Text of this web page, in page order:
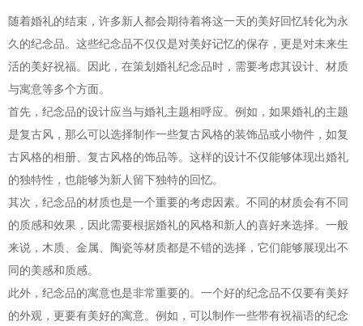
随着婚礼的结束，许多新人都会期待着将这一天的美好回忆转化为永
久的纪念品。这些纪念品不仅仅是对美好记忆的保存，更是对未来生
活的美好祝福。因此，在策划婚礼纪念品时，需要考虑其设计、材质
与寓意等多个方面。
首先，纪念品的设计应当与婚礼主题相呼应。例如，如果婚礼的主题
是复古风，那么可以选择制作一些复古风格的装饰品或小物件，如复
古风格的相册、复古风格的饰品等。这样的设计不仅能够体现出婚礼
的独特性，也能够为新人留下独特的回忆。
其次，纪念品的材质也是一个重要的考虑因素。不同的材质会有不同
的质感和效果，因此需要根据婚礼的风格和新人的喜好来选择。一般
来说，木质、金属、陶瓷等材质都是不错的选择，它们能够展现出不
同的美感和质感。
此外，纪念品的寓意也是非常重要的。一个好的纪念品不仅要有美好
的外观，更要有美好的寓意。例如，可以制作一些带有祝福语的纪念